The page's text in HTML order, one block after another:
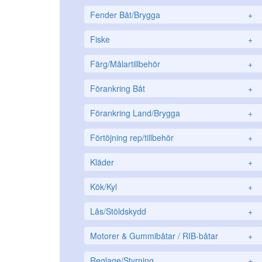
Fender Båt/Brygga +
Fiske +
Färg/Målartillbehör +
Förankring Båt +
Förankring Land/Brygga +
Förtöjning rep/tillbehör +
Kläder +
Kök/Kyl +
Lås/Stöldskydd +
Motorer & Gummibåtar / RIB-båtar +